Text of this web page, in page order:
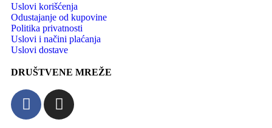
Uslovi korišćenja
Odustajanje od kupovine
Politika privatnosti
Uslovi i načini plaćanja
Uslovi dostave
DRUŠTVENE MREŽE